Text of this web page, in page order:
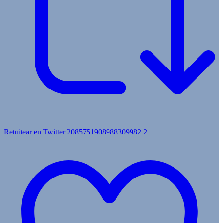
Retuitear en Twitter 2085751908988309982 2